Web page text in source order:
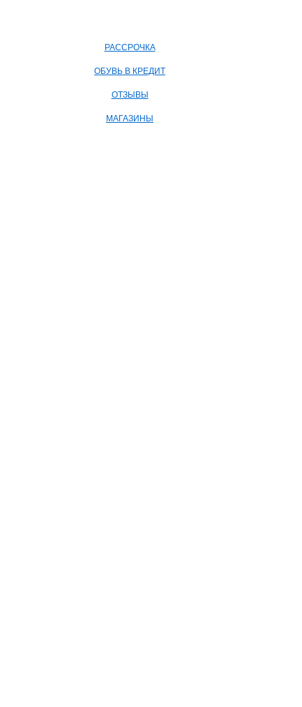
РАССРОЧКА
ОБУВЬ В КРЕДИТ
ОТЗЫВЫ
МАГАЗИНЫ